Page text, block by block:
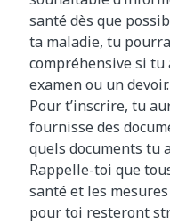
santé dès que
ta maladie, tu
compréhensive si
examen ou un devoir.
Pour t’inscrire, tu
fournisse des
quels documents tu
Rappelle-toi que
santé et les
pour toi resteront